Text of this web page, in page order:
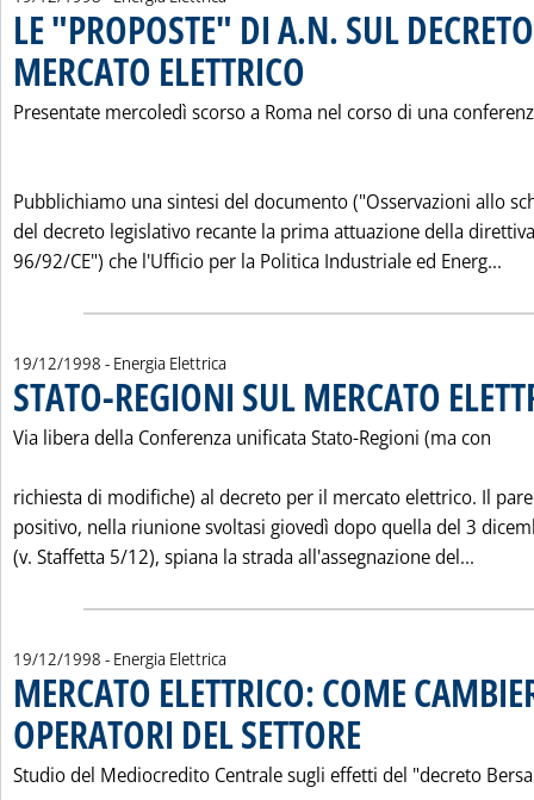
LE "PROPOSTE" DI A.N. SUL
MERCATO ELETTRICO
Presentate mercoledì scorso a Roma nel corso di una
Pubblichiamo una sintesi del documento ("Osservazioni allo
del decreto legislativo recante la prima attuazione della direttiva
96/92/CE") che l'Ufficio per la Politica Industriale ed Energ...
19/12/1998 - Energia Elettrica
STATO-REGIONI SUL MERCATO
Via libera della Conferenza unificata Stato-Regioni (ma con
richiesta di modifiche) al decreto per il mercato elettrico. Il
positivo, nella riunione svoltasi giovedì dopo quella del 3
(v. Staffetta 5/12), spiana la strada all'assegnazione del...
19/12/1998 - Energia Elettrica
MERCATO ELETTRICO: COME
OPERATORI DEL SETTORE
Studio del Mediocredito Centrale sugli effetti del "decreto